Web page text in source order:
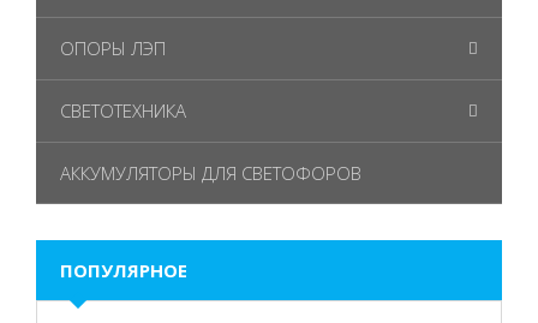
ОПОРЫ ЛЭП
СВЕТОТЕХНИКА
АККУМУЛЯТОРЫ ДЛЯ СВЕТОФОРОВ
ПОПУЛЯРНОЕ